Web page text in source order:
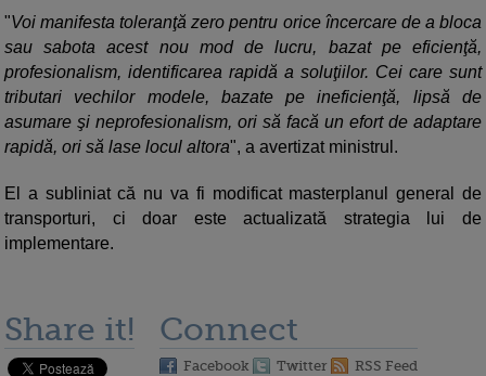
"Voi manifesta toleranţă zero pentru orice încercare de a bloca
sau sabota acest nou mod de lucru, bazat pe eficienţă,
profesionalism, identificarea rapidă a soluţiilor. Cei care sunt
tributari vechilor modele, bazate pe ineficienţă, lipsă de
asumare şi neprofesionalism, ori să facă un efort de adaptare
rapidă, ori să lase locul altora", a avertizat ministrul.
El a subliniat că nu va fi modificat masterplanul general de
transporturi, ci doar este actualizată strategia lui de
implementare.
Share it! Connect
Facebook Twitter RSS Feed